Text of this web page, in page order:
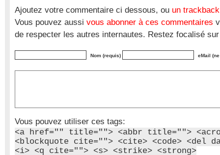
Ajoutez votre commentaire ci dessous, ou un trackback
Vous pouvez aussi vous abonner à ces commentaires
de respecter les autres internautes. Restez focalisé
Nom (requis) eMail
Vous pouvez utiliser ces tags:
<a href="" title=""> <abbr title="">
<blockquote cite=""> <cite> <code> <del
<i> <q cite=""> <s> <strike> <strong>